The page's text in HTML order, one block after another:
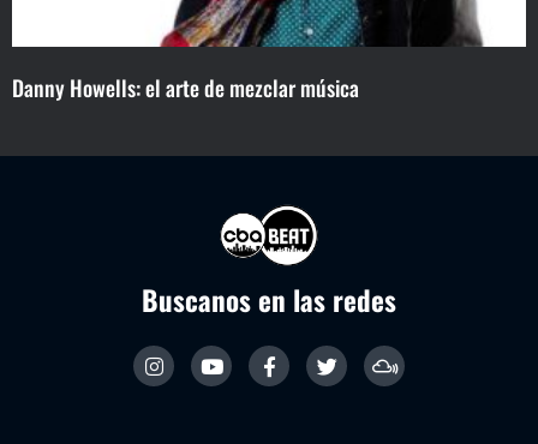
Danny Howells: el arte de mezclar música
Buscanos en las redes